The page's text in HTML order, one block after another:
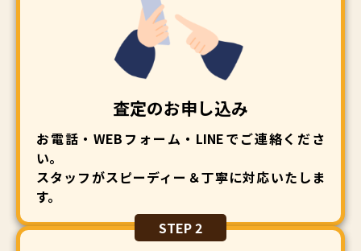
査定のお申し込み
お電話・WEBフォーム・LINEでご連絡くださ
い。
スタッフがスピーディー＆丁寧に対応いたしま
す。
STEP 2